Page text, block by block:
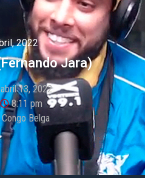
2022
Jara)
abril 13, 2022
8:11 pm
Congo Belga